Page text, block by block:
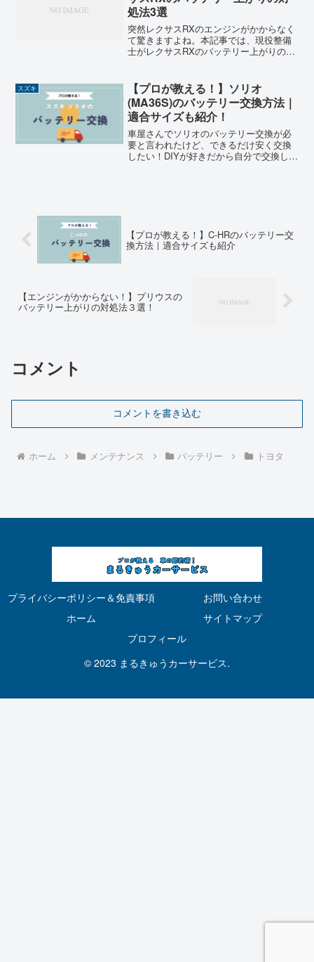
処法3選
突然レクサスRXのエンジンがかからなく
て驚きますよね。本記事では、現役整備
士がレクサスRXのバッテリー上がりの対
スズキ
【プロが教える！】ソリオ
(MA36S)のバッテリー交換方法｜
適合サイズも紹介！
車屋さんでソリオのバッテリー交換が必
要と言われたけど、できるだけ安く交換
したい！DIYが好きだから自分で交換して
【プロが教える！】C-HRのバッテリー交
換方法｜適合サイズも紹介
【エンジンがかからない！】プリウスの
バッテリー上がりの対処法３選！
コメント
コメントを書き込む
ホーム メンテナンス バッテリー トヨタ
プライバシーポリシー＆免責事項
お問い合わせ
ホーム
サイトマップ
プロフィール
© 2023 まるきゅうカーサービス.